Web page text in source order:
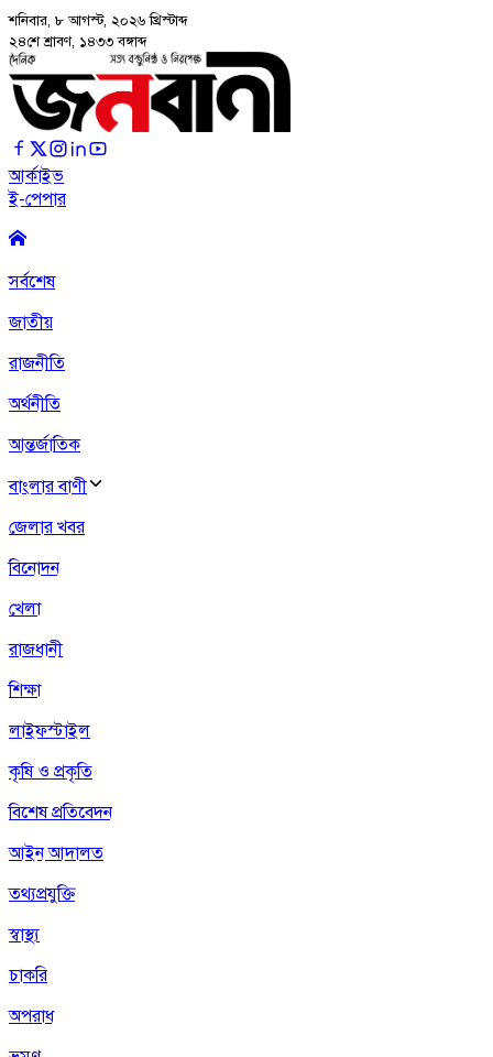
শনিবার, ৮ আগস্ট, ২০২৬ খ্রিস্টাব্দ
২৪শে শ্রাবণ, ১৪৩৩ বঙ্গাব্দ
আর্কাইভ
ই-পেপার
সর্বশেষ
জাতীয়
রাজনীতি
অর্থনীতি
আন্তর্জাতিক
বাংলার বাণী
জেলার খবর
বিনোদন
খেলা
রাজধানী
শিক্ষা
লাইফস্টাইল
কৃষি ও প্রকৃতি
বিশেষ প্রতিবেদন
আইন আদালত
তথ্যপ্রযুক্তি
স্বাস্থ্য
চাকরি
অপরাধ